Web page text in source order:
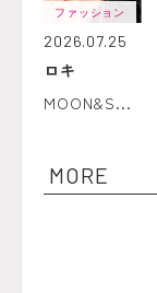
ファッション
2026.07.25
ロキ
MOON&S...
MORE